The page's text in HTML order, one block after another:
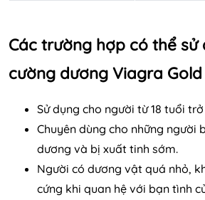
Các trường hợp có thể sử
cường dương Viagra Gold
Sử dụng cho người từ 18 tuổi
Chuyên dùng cho những người
dương và bị xuất tinh sớm.
Người có dương vật quá nhỏ,
cứng khi quan hệ với bạn tình